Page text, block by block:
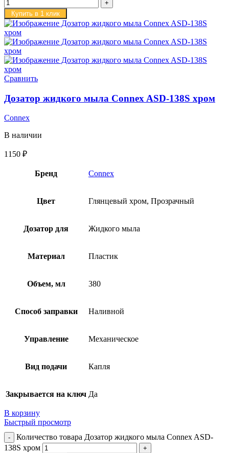
Купить в 1 клик
Сравнить
Дозатор жидкого мыла Connex ASD-138S хром
Connex
В наличии
1150 ₽
Бренд Connex
Цвет Глянцевый хром, Прозрачный
Дозатор для Жидкого мыла
Материал Пластик
Объем, мл 380
Способ заправки Наливной
Управление Механическое
Вид подачи Капля
Закрывается на ключ Да
В корзину
Быстрый просмотр
Количество товара Дозатор жидкого мыла Connex ASD-
138S хром